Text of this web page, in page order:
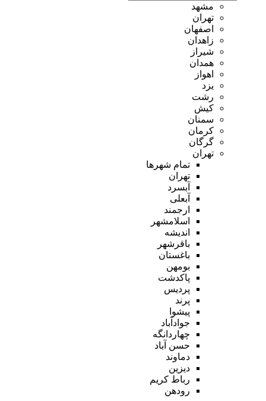
مشهد
تهران
اصفهان
زاهدان
شیراز
همدان
اهواز
یزد
رشت
کیش
سمنان
کرمان
گرگان
تهران
تمام شهر‌ها
تهران
آبسرد
آبعلی
ارجمند
اسلامشهر
اندیشه
باقرشهر
باغستان
بومهن
پاکدشت
پردیس
پرند
پیشوا
جوادآباد
چهاردانگه
حسن آباد
دماوند
دیزین
رباط کریم
رودهن